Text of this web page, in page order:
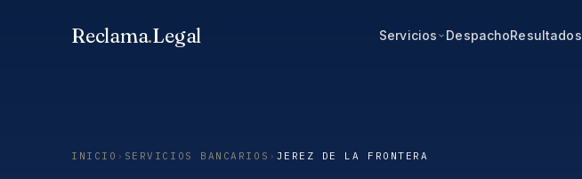
Reclama.Legal Servicios DespachoResultados
INICIO › SERVICIOS BANCARIOS › JEREZ DE LA FRONTERA